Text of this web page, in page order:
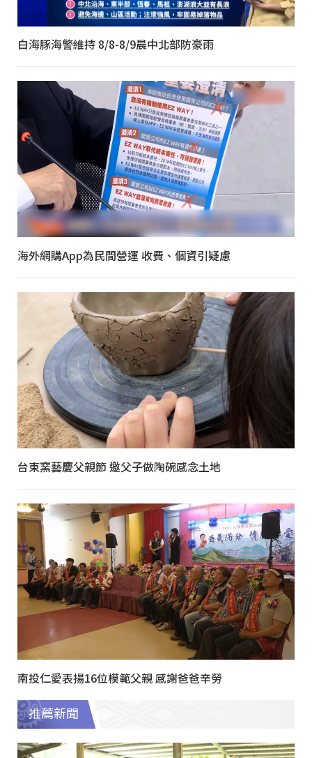
白海豚海警維持 8/8-8/9晨中北部防豪雨
海外網購App為民間營運 收費、個資引疑慮
台東窯藝慶父親節 邀父子做陶碗感念土地
南投仁愛表揚16位模範父親 感謝爸爸辛勞
推薦新聞